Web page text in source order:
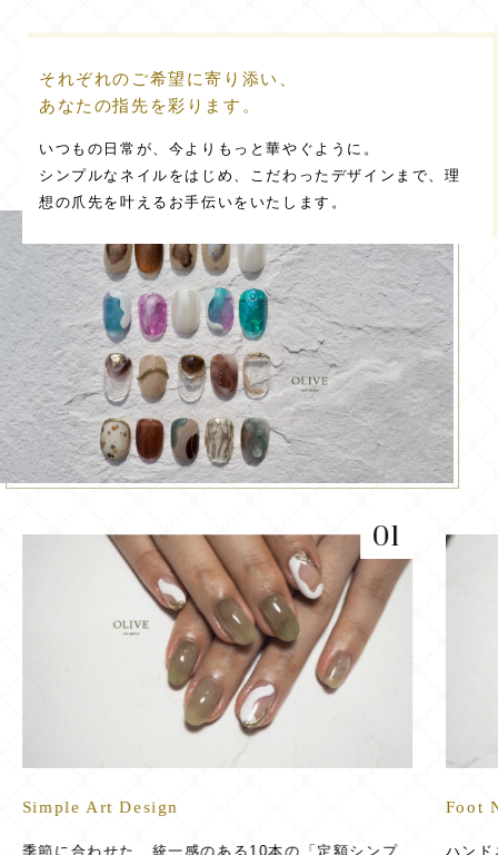
それぞれのご希望に寄り添い、
あなたの指先を彩ります。
いつもの日常が、今よりもっと華やぐように。
シンプルなネイルをはじめ、こだわったデザインまで、理
想の爪先を叶えるお手伝いをいたします。
Foot Nail
ハンドネイルができない方や、フットネイルにこだわ
Nail
爪の育